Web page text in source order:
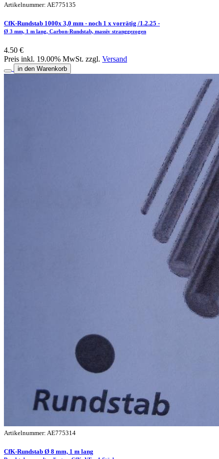
Artikelnummer: AE775135
CfK-Rundstab 1000x 3,0 mm - noch 1 x vorrätig /1.2.25 -
Ø 3 mm, 1 m lang, Carbon-Rundstab, massiv stranggezogen
4.50 €
Preis inkl. 19.00% MwSt. zzgl. Versand
in den Warenkorb
Artikelnummer: AE775314
CfK-Rundstab Ø 8 mm, 1 m lang